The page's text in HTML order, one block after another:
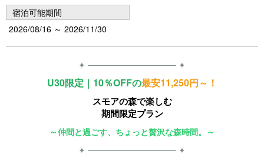
宿泊可能期間
2026/08/16 ～ 2026/11/30
✦ ─────────────── ✦
U30限定｜10％OFFの最安11,250円～！
スモアの森で楽しむ
期間限定プラン
～仲間と過ごす、ちょっと贅沢な森時間。 ～
✦ ─────────────── ✦